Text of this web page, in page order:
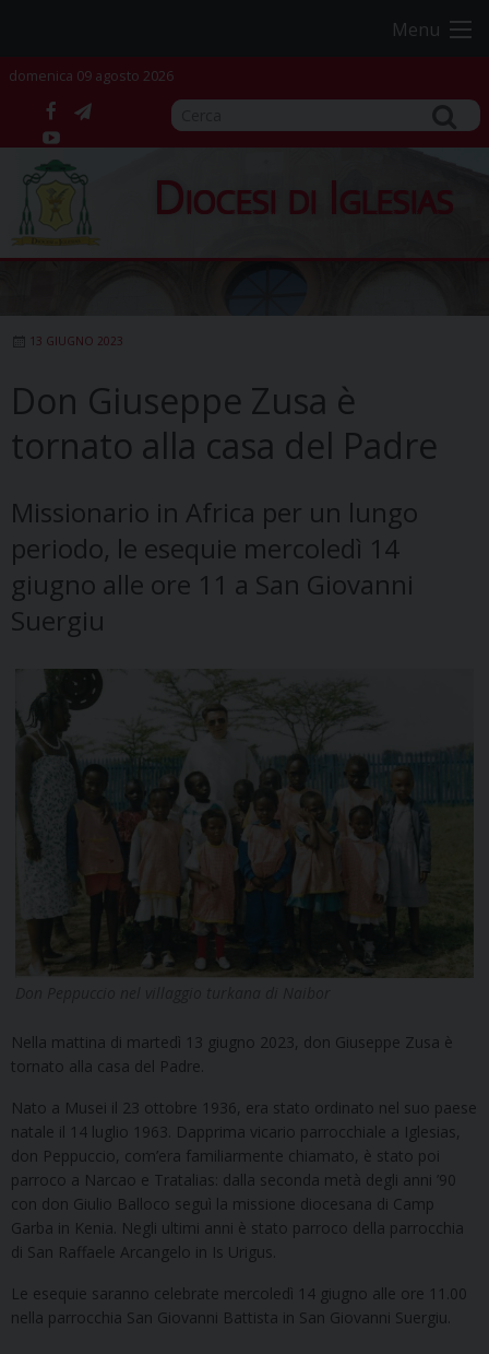
content
Menu
domenica 09 agosto 2026
facebook
telegram
YouTube
Diocesi di Iglesias
13 GIUGNO 2023
Don Giuseppe Zusa è
tornato alla casa del Padre
Missionario in Africa per un lungo
periodo, le esequie mercoledì 14
giugno alle ore 11 a San Giovanni
Suergiu
Nella mattina di martedì 13 giugno 2023, don Giuseppe Zusa è
tornato alla casa del Padre.
Nato a Musei il 23 ottobre 1936, era stato ordinato nel suo paese
natale il 14 luglio 1963. Dapprima vicario parrocchiale a Iglesias,
don Peppuccio, com’era familiarmente chiamato, è stato poi
parroco a Narcao e Tratalias: dalla seconda metà degli anni ’90
con don Giulio Balloco seguì la missione diocesana di Camp
Garba in Kenia. Negli ultimi anni è stato parroco della parrocchia
di San Raffaele Arcangelo in Is Urigus.
Le esequie saranno celebrate mercoledì 14 giugno alle ore 11.00
nella parrocchia San Giovanni Battista in San Giovanni Suergiu.